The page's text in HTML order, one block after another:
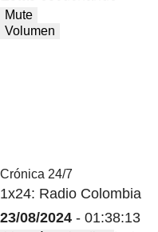
Estas escuchando
Mute
Crónica 24/7
1x24: Radio Colombia